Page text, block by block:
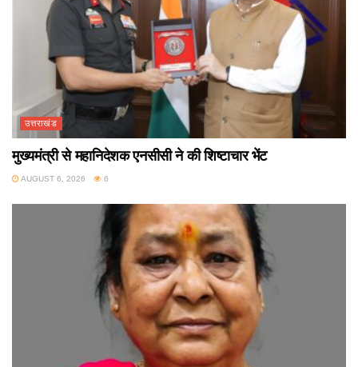
उत्तराखंड
मुख्यमंत्री से महानिदेशक एनसीसी ने की शिष्टाचार भेंट
AUGUST 6, 2026 6